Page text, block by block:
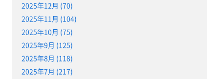
2025年12月 (70)
2025年11月 (104)
2025年10月 (75)
2025年9月 (125)
2025年8月 (118)
2025年7月 (217)